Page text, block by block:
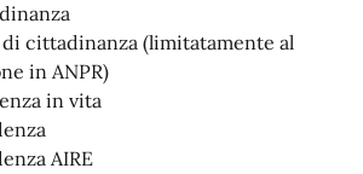
cittadinanza (limitatamente al
in ANPR)
in vita
AIRE